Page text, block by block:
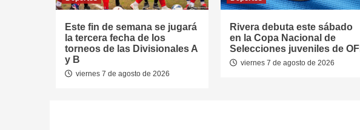
Este fin de semana se jugará
la tercera fecha de los
torneos de las Divisionales A
y B
viernes 7 de agosto de 2026
Rivera debuta este sábado
en la Copa Nacional de
Selecciones juveniles de OFI
viernes 7 de agosto de 2026